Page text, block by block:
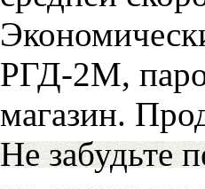
РГД-2М,
магазин.
Не забудьте